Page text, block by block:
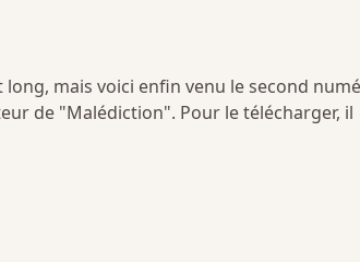
mais voici enfin venu le second
de "Malédiction". Pour le télécharger, il